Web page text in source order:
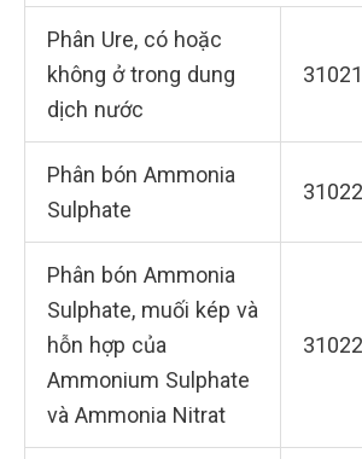
Phân Ure, có hoặc
không ở trong dung
dịch nước
Phân bón Ammonia
Sulphate
Phân bón Ammonia
Sulphate, muối kép và
hỗn hợp của
Ammonium Sulphate
và Ammonia Nitrat